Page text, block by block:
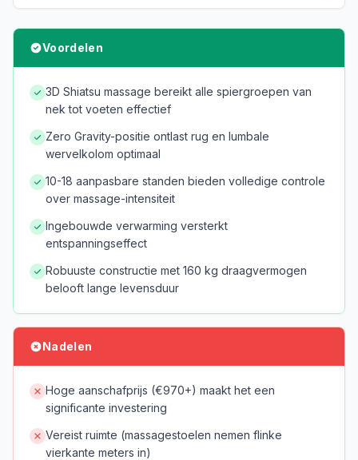
Voordelen
3D Shiatsu massage bereikt alle spiergroepen van
nek tot voeten effectief
Zero Gravity-positie ontlast rug en lumbale
wervelkolom optimaal
10-18 aanpasbare standen bieden volledige controle
over massage-intensiteit
Ingebouwde verwarming versterkt
entspanningseffect
Robuuste constructie met 160 kg draagvermogen
belooft lange levensduur
Nadelen
Hoge aanschafprijs (€970+) maakt het een
significante investering
Vereist ruimte (massagestoelen nemen flinke
vierkante meters in)